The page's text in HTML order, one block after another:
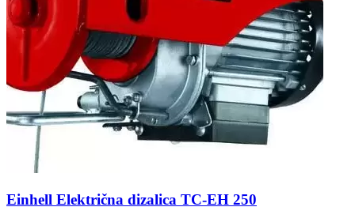
Einhell Električna dizalica TC-EH 250